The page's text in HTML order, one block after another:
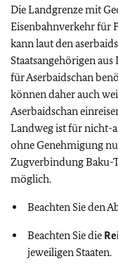
Die Landgrenze mit
Eisenbahnverkehr für
kann laut den
Staatsangehörigen
für Aserbaidschan
können daher auch
Aserbaidschan
Landweg ist für nicht-
ohne Genehmigung
Zugverbindung Baku-
möglich.
Beachten Sie den
Beachten Sie die
jeweiligen Staaten.